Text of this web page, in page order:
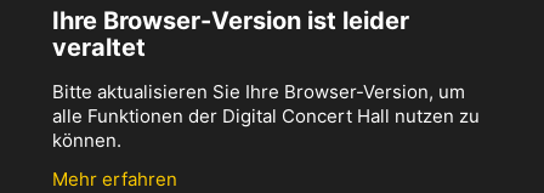
Ihre Browser-Version ist leider
veraltet
Bitte aktualisieren Sie Ihre Browser-Version, um
alle Funktionen der Digital Concert Hall nutzen zu
können.
Mehr erfahren